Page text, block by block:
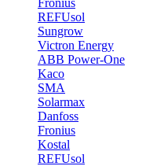
Fronius
REFUsol
Sungrow
Victron Energy
ABB Power-One
Kaco
SMA
Solarmax
Danfoss
Fronius
Kostal
REFUsol